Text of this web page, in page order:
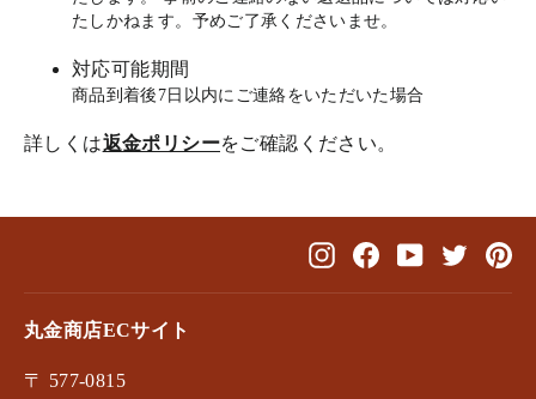
たしかねます。予めご了承くださいませ。
対応可能期間
商品到着後7日以内にご連絡をいただいた場合
詳しくは返金ポリシーをご確認ください。
InstagramFacebookYouTubeTwitter
丸金商店ECサイト
〒 577-0815